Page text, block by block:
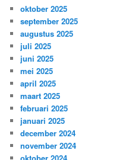
oktober 2025
september 2025
augustus 2025
juli 2025
juni 2025
mei 2025
april 2025
maart 2025
februari 2025
januari 2025
december 2024
november 2024